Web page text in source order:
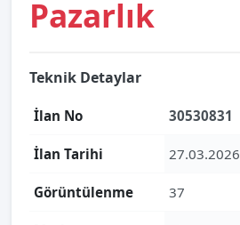
Pazarlık
Teknik Detaylar
İlan No 30530831
İlan Tarihi 27.03.2026
Görüntülenme 37